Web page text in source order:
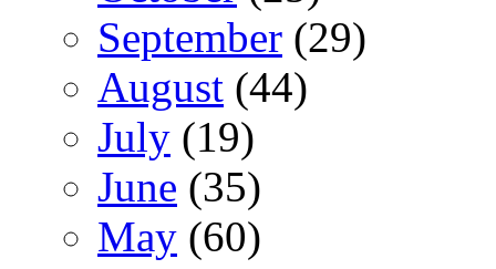
September (29)
August (44)
July (19)
June (35)
May (60)